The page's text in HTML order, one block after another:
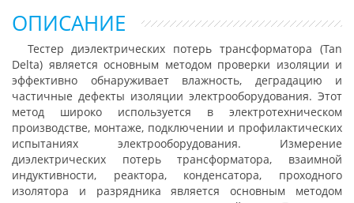
ОПИСАНИЕ
Тестер диэлектрических потерь трансформатора (Tan
Delta) является основным методом проверки изоляции и
эффективно обнаруживает влажность, деградацию и
частичные дефекты изоляции электрооборудования. Этот
метод широко используется в электротехническом
производстве, монтаже, подключении и профилактических
испытаниях электрооборудования. Измерение
диэлектрических потерь трансформатора, взаимной
индуктивности, реактора, конденсатора, проходного
изолятора и разрядника является основным методом